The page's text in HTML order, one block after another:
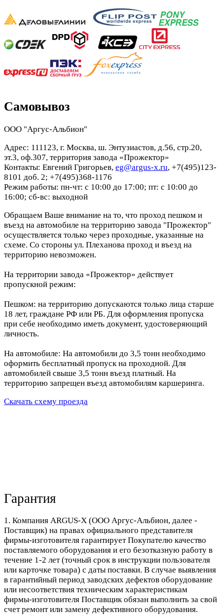
Самовывоз
ООО "Аргус-Альбион"
Адрес: 111123, г. Москва, ш. Энтузиастов, д.56, стр.20,
эт.3, оф.307, территория завода «Прожектор»
Контакты: Евгений Григорьев, eg@argus-x.ru, +7(495)123-
8101 доб. 2; +7(495)368-1176
Режим работы: пн-чт: с 10:00 до 17:00; пт: с 10:00 до
16:00; сб-вс: выходной
Обращаем Ваше внимание на то, что проход пешком и
въезд на автомобиле на территорию завода "Прожектор"
осуществляется только через проходные, указанные на
схеме. Со стороны ул. Плеханова проход и въезд на
территорию невозможен.
На территории завода «Прожектор» действует
пропускной режим:
Пешком: на территорию допускаются только лица старше
18 лет, граждане РФ или РБ. Для оформления пропуска
при себе необходимо иметь документ, удостоверяющий
личность.
На автомобиле: На автомобили до 3,5 тонн необходимо
оформить бесплатный пропуск на проходной. Для
автомобилей свыше 3,5 тонн въезд платный. На
территорию запрещен въезд автомобилям каршеринга.
Скачать схему проезда
Гарантия
1. Компания ARGUS-X (ООО Аргус-Альбион, далее -
Поставщик) на правах официального представителя
фирмы-изготовителя гарантирует Покупателю качество
поставляемого оборудования и его безотказную работу в
течение 1-2 лет (точный срок в инструкции пользователя
или карточке товара) с даты поставки. В случае выявления
в гарантийный период заводских дефектов оборудование
или несоответствия техническим характеристикам
фирмы-изготовителя Поставщик обязан выполнить за свой
счет ремонт или замену дефективного оборудования.